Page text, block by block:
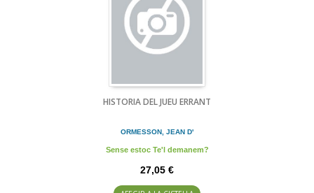
HISTORIA DEL JUEU ERRANT
ORMESSON, JEAN D'
Sense estoc Te'l demanem?
27,05 €